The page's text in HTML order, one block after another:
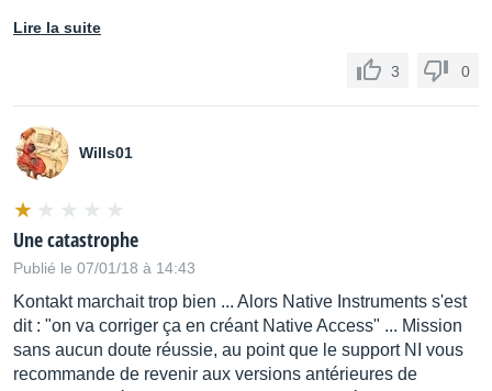
Lire la suite
3 0
Wills01
Une catastrophe
Publié le 07/01/18 à 14:43
Kontakt marchait trop bien ... Alors Native Instruments s'est
dit : "on va corriger ça en créant Native Access" ... Mission
sans aucun doute réussie, au point que le support NI vous
recommande de revenir aux versions antérieures de